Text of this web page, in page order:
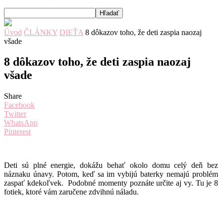
Úvod ČLÁNKY DIEŤA 8 dôkazov toho, že deti zaspia naozaj
všade
8 dôkazov toho, že deti zaspia naozaj
všade
Share
Facebook
Twitter
WhatsApp
Pinterest
Deti sú plné energie, dokážu behať okolo domu celý deň bez
náznaku únavy. Potom, keď sa im vybijú baterky nemajú problém
zaspať kdekoľvek. Podobné momenty poznáte určite aj vy. Tu je 8
fotiek, ktoré vám zaručene zdvihnú náladu.